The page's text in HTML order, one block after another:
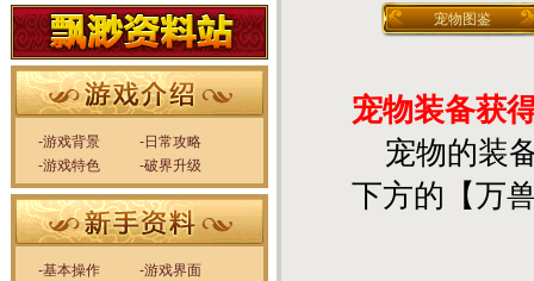
宠物图鉴
宠物装备获
宠物的装
下方的【万
-游戏背景
-日常攻略
-游戏特色
-破界升级
-基本操作
-游戏界面